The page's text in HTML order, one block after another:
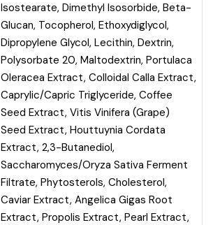
Isostearate, Dimethyl Isosorbide, Beta-
Glucan, Tocopherol, Ethoxydiglycol,
Dipropylene Glycol, Lecithin, Dextrin,
Polysorbate 20, Maltodextrin, Portulaca
Oleracea Extract, Colloidal Calla Extract,
Caprylic/Capric Triglyceride, Coffee
Seed Extract, Vitis Vinifera (Grape)
Seed Extract, Houttuynia Cordata
Extract, 2,3-Butanediol,
Saccharomyces/Oryza Sativa Ferment
Filtrate, Phytosterols, Cholesterol,
Caviar Extract, Angelica Gigas Root
Extract, Propolis Extract, Pearl Extract,